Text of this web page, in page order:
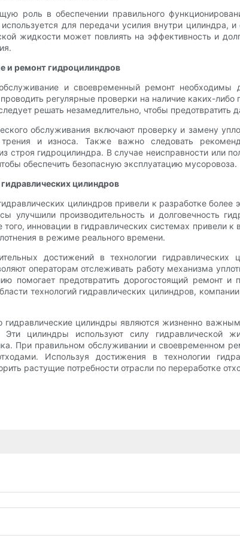
роль в обеспечении правильного
для передачи усилия внутри цилиндра,
жидкости может повлиять на эффективность и
и ремонт гидроцилиндров
и своевременный ремонт необходимы
регулярные проверки на наличие каких-
решать незамедлительно, чтобы предотвратить
обслуживания включают проверку и замену
и износа. Также важно следовать
строя гидроцилиндра. В случае неисправности или
обеспечить безопасную эксплуатацию мусоровоза.
цилиндров
цилиндров привели к разработке
улучшили производительность и
инновации в гидравлических системах привели
в режиме реального времени.
достижений в технологии гидравлических
операторам отслеживать работу механизма
помогает предотвратить дорогостоящий ремонт
технологий гидравлических цилиндров,
гидравлические цилиндры являются жизненно
Эти цилиндры используют силу
При правильном обслуживании и своевременном
Используя достижения в технологии
растущие потребности отрасли по переработке